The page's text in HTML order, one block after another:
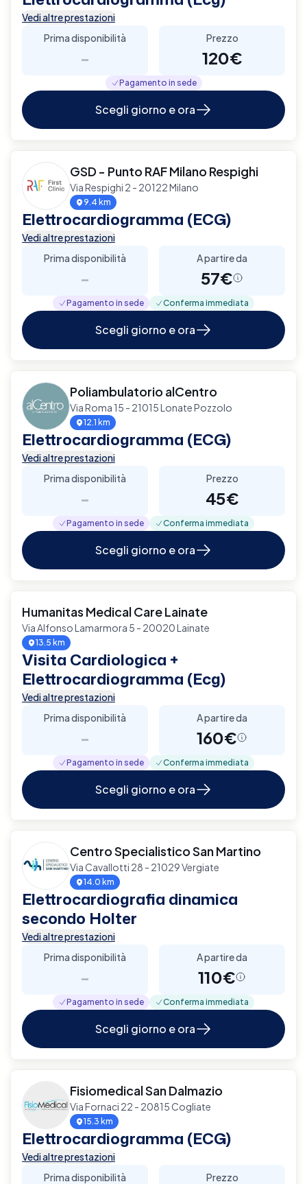
Vedi altre prestazioni
Prima disponibilità
-
Prezzo
120€
Pagamento in sede
Scegli giorno e ora
GSD - Punto RAF Milano Respighi
Via Respighi 2 - 20122 Milano
9.4 km
Elettrocardiogramma (ECG)
Vedi altre prestazioni
Prima disponibilità
-
A partire da
57€
Pagamento in sede Conferma immediata
Scegli giorno e ora
Poliambulatorio alCentro
Via Roma 15 - 21015 Lonate Pozzolo
12.1 km
Elettrocardiogramma (ECG)
Vedi altre prestazioni
Prima disponibilità
-
Prezzo
45€
Pagamento in sede Conferma immediata
Scegli giorno e ora
Humanitas Medical Care Lainate
Via Alfonso Lamarmora 5 - 20020 Lainate
13.5 km
Visita Cardiologica +
Elettrocardiogramma (Ecg)
Vedi altre prestazioni
Prima disponibilità
-
A partire da
160€
Pagamento in sede Conferma immediata
Scegli giorno e ora
Centro Specialistico San Martino
Via Cavallotti 28 - 21029 Vergiate
14.0 km
Elettrocardiografia dinamica
secondo Holter
Vedi altre prestazioni
Prima disponibilità
-
A partire da
110€
Pagamento in sede Conferma immediata
Scegli giorno e ora
Fisiomedical San Dalmazio
Via Fornaci 22 - 20815 Cogliate
15.3 km
Elettrocardiogramma (ECG)
Vedi altre prestazioni
Prima disponibilità
Prezzo